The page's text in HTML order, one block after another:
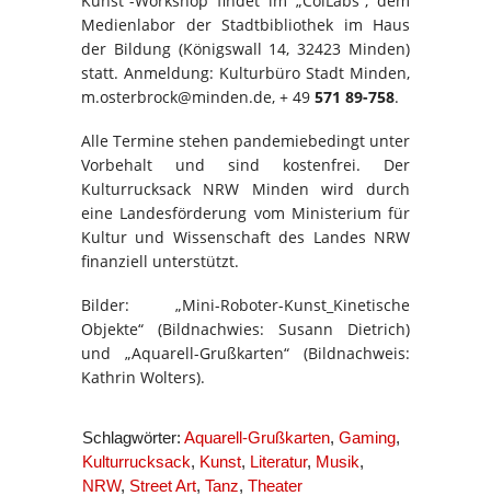
Medienlabor der Stadtbibliothek im Haus
der Bildung (Königswall 14, 32423 Minden)
statt. Anmeldung: Kulturbüro Stadt Minden,
m.osterbrock@minden.de, + 49 571 89-758.
Alle Termine stehen pandemiebedingt unter
Vorbehalt und sind kostenfrei. Der
Kulturrucksack NRW Minden wird durch
eine Landesförderung vom Ministerium für
Kultur und Wissenschaft des Landes NRW
finanziell unterstützt.
Bilder: „Mini-Roboter-Kunst_Kinetische
Objekte“ (Bildnachwies: Susann Dietrich)
und „Aquarell-Grußkarten“ (Bildnachweis:
Kathrin Wolters).
Schlagwörter: Aquarell-Grußkarten, Gaming,
Kulturrucksack, Kunst, Literatur, Musik,
NRW, Street Art, Tanz, Theater